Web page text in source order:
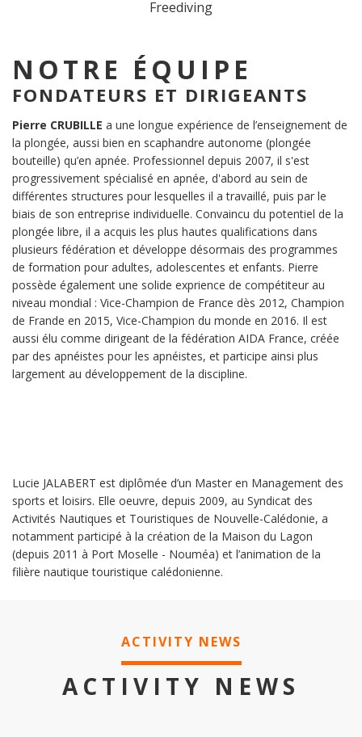
NOTRE ÉQUIPE
FONDATEURS ET DIRIGEANTS
Pierre CRUBILLE a une longue expérience de l’enseignement de
la plongée, aussi bien en scaphandre autonome (plongée
bouteille) qu’en apnée. Professionnel depuis 2007, il s'est
progressivement spécialisé en apnée, d'abord au sein de
différentes structures pour lesquelles il a travaillé, puis par le
biais de son entreprise individuelle. Convaincu du potentiel de la
plongée libre, il a acquis les plus hautes qualifications dans
plusieurs fédération et développe désormais des programmes
de formation pour adultes, adolescentes et enfants. Pierre
possède également une solide exprience de compétiteur au
niveau mondial : Vice-Champion de France dès 2012, Champion
de Frande en 2015, Vice-Champion du monde en 2016. Il est
aussi élu comme dirigeant de la fédération AIDA France, créée
par des apnéistes pour les apnéistes, et participe ainsi plus
largement au développement de la discipline.
Lucie JALABERT est diplômée d’un Master en Management des
sports et loisirs. Elle oeuvre, depuis 2009, au Syndicat des
Activités Nautiques et Touristiques de Nouvelle-Calédonie, a
notamment participé à la création de la Maison du Lagon
(depuis 2011 à Port Moselle - Nouméa) et l’animation de la
filière nautique touristique calédonienne.
ACTIVITY NEWS
ACTIVITY NEWS